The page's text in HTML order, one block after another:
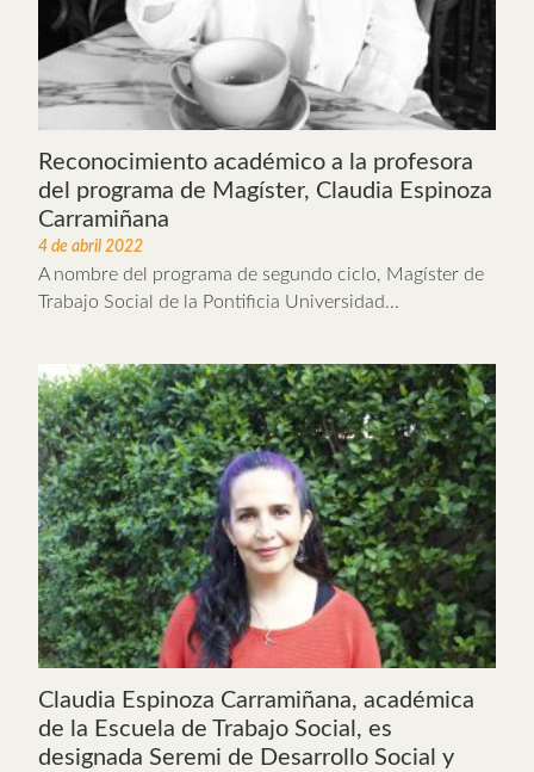
Reconocimiento académico a la profesora
del programa de Magíster, Claudia Espinoza
Carramiñana
4 de abril 2022
A nombre del programa de segundo ciclo, Magíster de
Trabajo Social de la Pontificia Universidad...
Claudia Espinoza Carramiñana, académica
de la Escuela de Trabajo Social, es
designada Seremi de Desarrollo Social y